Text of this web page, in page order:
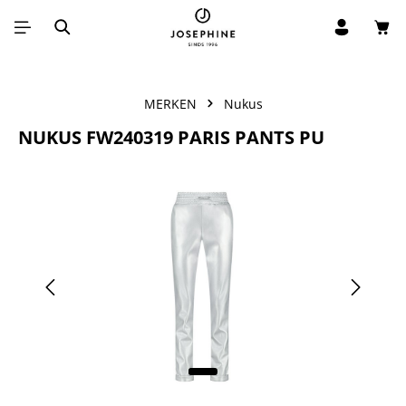
Ga naar de hoofdinhoud
MERKEN Nukus
NUKUS FW240319 PARIS PANTS PU
Afbeeldingengalerij overslaan